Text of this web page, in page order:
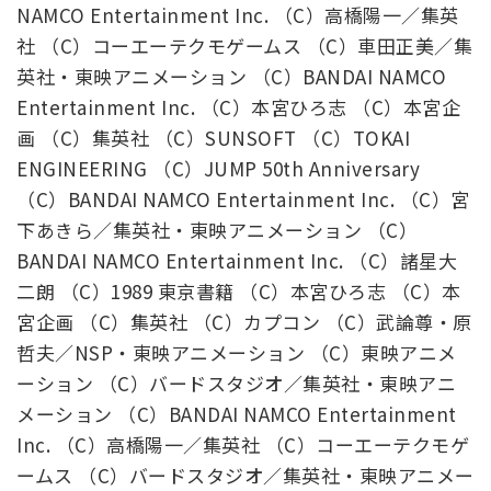
NAMCO Entertainment Inc. （C）高橋陽一／集英
社 （C）コーエーテクモゲームス （C）車田正美／集
英社・東映アニメーション （C）BANDAI NAMCO
Entertainment Inc. （C）本宮ひろ志 （C）本宮企
画 （C）集英社 （C）SUNSOFT （C）TOKAI
ENGINEERING （C）JUMP 50th Anniversary
（C）BANDAI NAMCO Entertainment Inc. （C）宮
下あきら／集英社・東映アニメーション （C）
BANDAI NAMCO Entertainment Inc. （C）諸星大
二朗 （C）1989 東京書籍 （C）本宮ひろ志 （C）本
宮企画 （C）集英社 （C）カプコン （C）武論尊・原
哲夫／NSP・東映アニメーション （C）東映アニメ
ーション （C）バードスタジオ／集英社・東映アニ
メーション （C）BANDAI NAMCO Entertainment
Inc. （C）高橋陽一／集英社 （C）コーエーテクモゲ
ームス （C）バードスタジオ／集英社・東映アニメー